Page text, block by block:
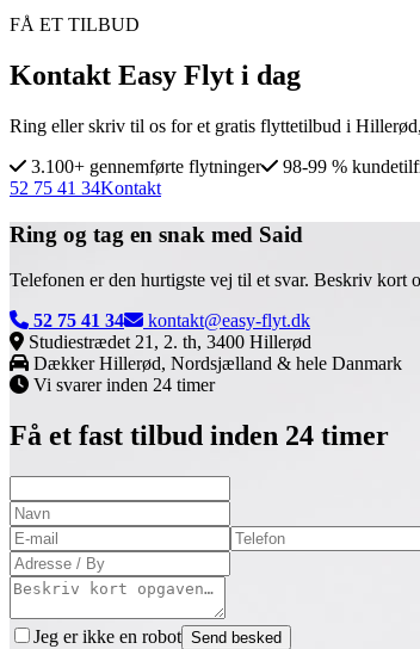
FÅ ET TILBUD
Kontakt Easy Flyt i dag
Ring eller skriv til os for et gratis flyttetilbud i
3.100+ gennemførte flytninger
98-99 %
52 75 41 34Kontakt
Ring og tag en snak med Said
Telefonen er den hurtigste vej til et svar. Beskriv
52 75 41 34
kontakt@easy-flyt.dk
Studiestrædet 21, 2. th, 3400 Hillerød
DækkerHillerød, Nordsjælland & hele Danmark
Vi svarer inden 24 timer
Få et fast tilbud inden 24 timer
Jeg er ikke en robot Send besked